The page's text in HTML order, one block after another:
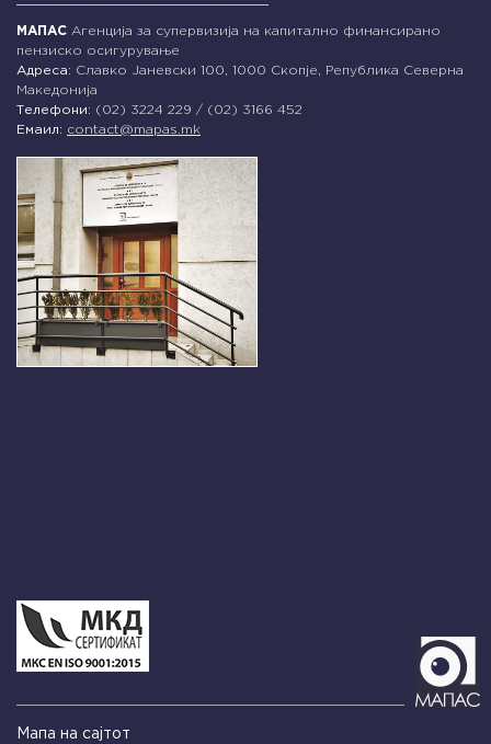
МАПАС Агенција за супервизија на капитално финансирано
пензиско осигурување
Адреса: Славко Јаневски 100, 1000 Скопје, Република Северна
Македонија
Телефони: (02) 3224 229 / (02) 3166 452
Емаил: contact@mapas.mk
Мапа на сајтот